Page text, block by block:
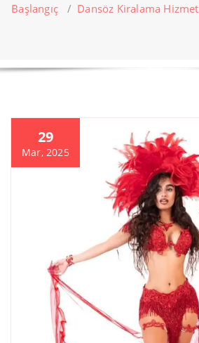
Başlangıç / Dansöz Kiralama Hizmet
29
Mar, 2025